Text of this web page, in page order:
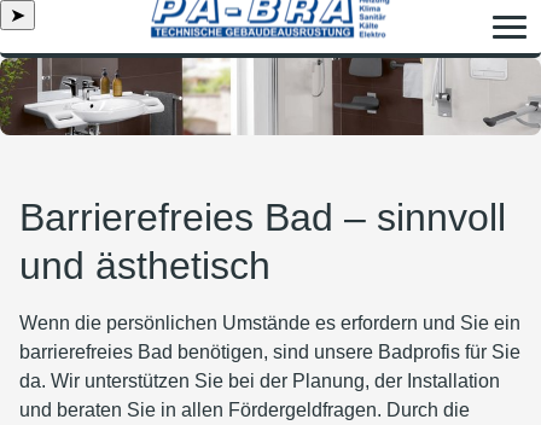
➤
Barrierefreies Bad – sinnvoll
und ästhetisch
Wenn die persönlichen Umstände es erfordern und Sie ein
barrierefreies Bad benötigen, sind unsere Badprofis für Sie
da. Wir unterstützen Sie bei der Planung, der Installation
und beraten Sie in allen Fördergeldfragen. Durch die